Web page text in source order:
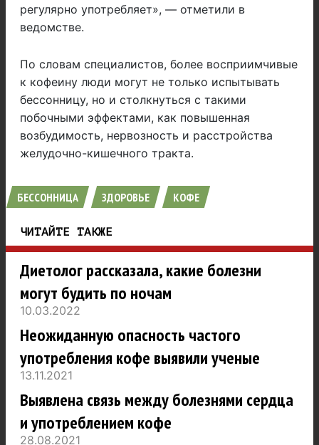
регулярно употребляет», — отметили в
ведомстве.
По словам специалистов, более восприимчивые
к кофеину люди могут не только испытывать
бессонницу, но и столкнуться с такими
побочными эффектами, как повышенная
возбудимость, нервозность и расстройства
желудочно-кишечного тракта.
БЕССОННИЦА ЗДОРОВЬЕ КОФЕ
ЧИТАЙТЕ ТАКЖЕ
Диетолог рассказала, какие болезни
могут будить по ночам
10.03.2022
Неожиданную опасность частого
употребления кофе выявили ученые
13.11.2021
Выявлена связь между болезнями сердца
и употреблением кофе
28.08.2021